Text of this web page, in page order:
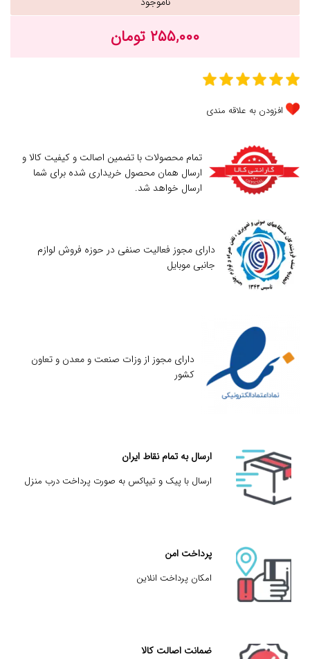
۲۵۵,۰۰۰ تومان
افزودن به علاقه مندی
تمام محصولات با تضمین اصالت و کیفیت کالا و
ارسال همان محصول خریداری شده برای شما
ارسال خواهد شد.
دارای مجوز فعالیت صنفی در حوزه فروش لوازم
جانبی موبایل
دارای مجوز از وزات صنعت و معدن و تعاون
کشور
ارسال به تمام نقاط ایران
ارسال با پیک و تیپاکس به صورت پرداخت درب منزل
پرداخت امن
امکان پرداخت انلاین
ضمانت اصالت کالا